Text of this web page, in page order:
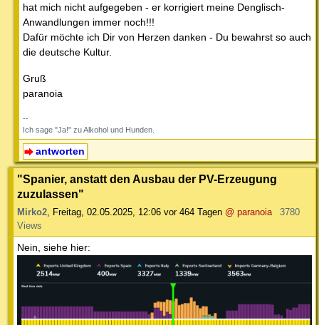
hat mich nicht aufgegeben - er korrigiert meine Denglisch-
Anwandlungen immer noch!!!
Dafür möchte ich Dir von Herzen danken - Du bewahrst so auch
die deutsche Kultur.
Gruß
paranoia
--
Ich sage "Ja!" zu Alkohol und Hunden.
antworten
"Spanier, anstatt den Ausbau der PV-Erzeugung
zuzulassen"
Mirko2, Freitag, 02.05.2025, 12:06 vor 464 Tagen @ paranoia
3780
Views
Nein, siehe hier: